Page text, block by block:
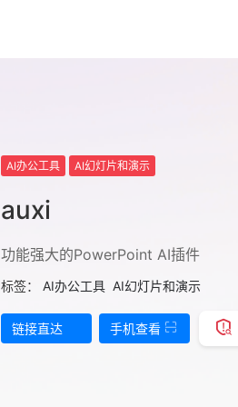
AI办公工具 AI幻灯片和演示
auxi
功能强大的PowerPoint AI插件
标签：AI办公工具 AI幻灯片和演示
链接直达 手机查看